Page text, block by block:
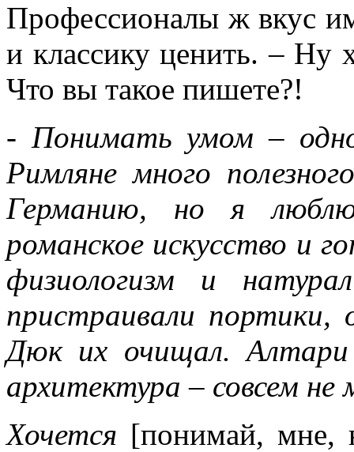
Профессионалы ж вкус
и классику ценить. – Ну
Что вы такое пишете?!
- Понимать умом –
Римляне много
Германию, но я люблю
романское искусство и
физиологизм и
пристраивали
Дюк их очищал. Алтари
архитектура – совсем не
Хочется [понимай, мне,